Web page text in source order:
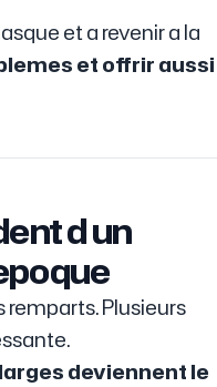
et a revenir a la
et offrir aussi
d un
remparts. Plusieurs
deviennent le